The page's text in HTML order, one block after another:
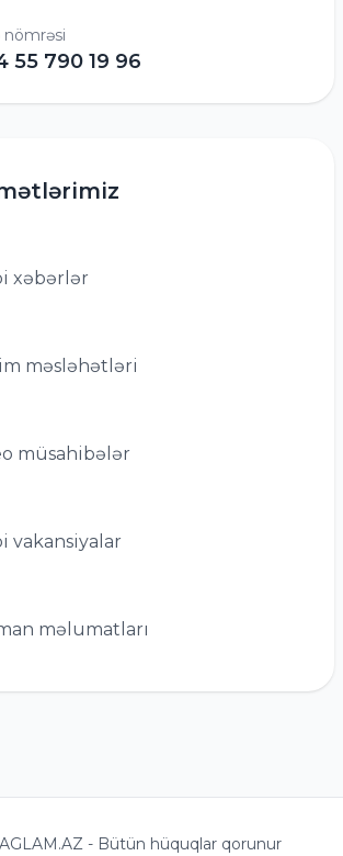
55 790 19 96
xəbərlər
məsləhətləri
müsahibələr
vakansiyalar
məlumatları
- Bütün hüquqlar qorunur